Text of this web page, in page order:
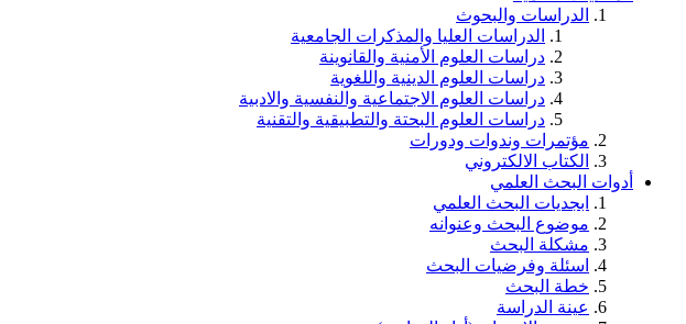
الدراسات والبحوث
الدراسات العليا والمذكرات الجامعية
دراسات العلوم الأمنية والقانوينة
دراسات العلوم الدينية واللغوية
دراسات العلوم الاجتماعية والنفسية والادبية
دراسات العلوم البحتة والتطبيقية والتقنية
مؤتمرات وندوات ودورات
الكتاب الالكتروني
أدوات البحث العلمي
ابجديات البحث العلمي
موضوع البحث وعنوانه
مشكلة البحث
اسئلة وفرضيات البحث
خطة البحث
عينة الدراسة